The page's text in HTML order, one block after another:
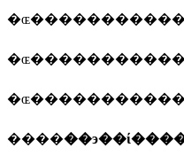
����